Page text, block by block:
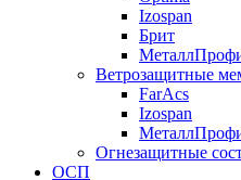
Izospan
Брит
Ветрозащитные
FarAcs
Izospan
Огнезащитные
ОСП